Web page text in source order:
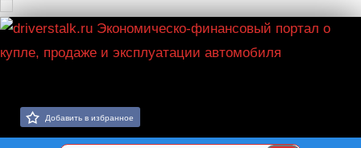
Добавить в избранное